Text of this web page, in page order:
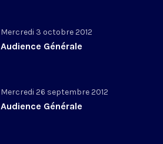
Mercredi 3 octobre 2012
Audience Générale
Mercredi 26 septembre 2012
Audience Générale